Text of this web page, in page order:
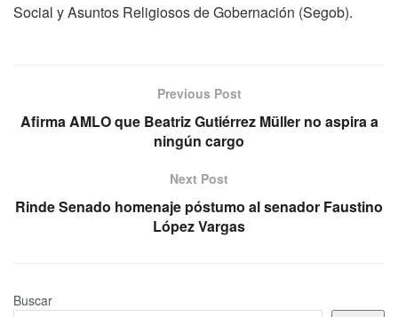
Social y Asuntos Religiosos de Gobernación (Segob).
Previous Post
Afirma AMLO que Beatriz Gutiérrez Müller no aspira a
ningún cargo
Next Post
Rinde Senado homenaje póstumo al senador Faustino
López Vargas
Buscar